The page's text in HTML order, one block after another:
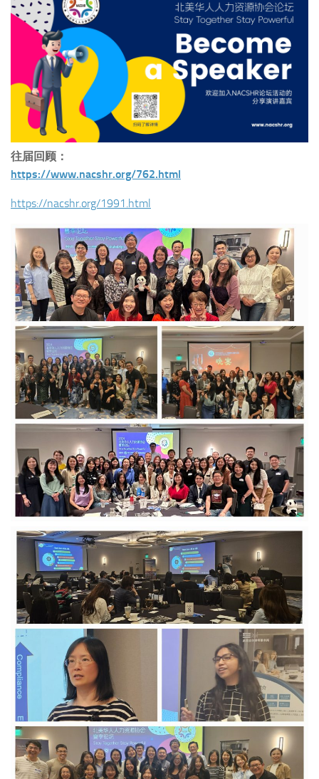
往届回顾：
https://www.nacshr.org/762.html
https://nacshr.org/1991.html